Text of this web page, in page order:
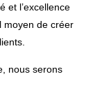
et l’excellence
moyen de créer
nous serons